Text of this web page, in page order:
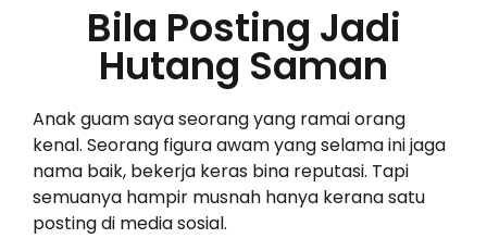
Bila Posting Jadi
Hutang Saman
Anak guam saya seorang yang ramai orang
kenal. Seorang figura awam yang selama ini jaga
nama baik, bekerja keras bina reputasi. Tapi
semuanya hampir musnah hanya kerana satu
posting di media sosial.